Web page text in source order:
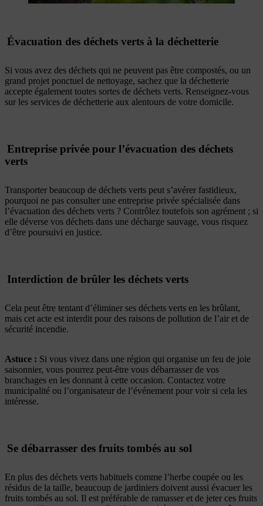
Évacuation des déchets verts à la déchetterie
Si vous avez des déchets qui ne peuvent pas être compostés, ou un
grand projet ponctuel de nettoyage, sachez que la déchetterie
accepte également toutes sortes de déchets verts. Renseignez-vous
sur les services de déchetterie aux alentours de votre domicile.
Entreprise privée pour l’évacuation des déchets
verts
Transporter beaucoup de déchets verts peut s’avérer fastidieux,
pourquoi ne pas consulter une entreprise privée spécialisée dans
l’évacuation des déchets verts ? Contrôlez toutefois son agrément ; si
elle déverse vos déchets dans une décharge sauvage, vous risquez
d’être poursuivi en justice.
Interdiction de brûler les déchets verts
Cela peut être tentant d’éliminer ses déchets verts en les brûlant,
mais cet acte est interdit pour des raisons de pollution de l’air et de
sécurité incendie.
Astuce : Si vous vivez dans une région qui organise un feu de joie
saisonnier, vous pourrez peut-être vous débarrasser de vos
branchages en les donnant à cette occasion. Contactez votre
municipalité ou l’organisateur de l’événement pour voir si cela les
intéresse.
Se débarrasser des fruits tombés au sol
En plus des déchets verts habituels comme l’herbe coupée ou les
résidus de la taille, beaucoup de jardiniers doivent aussi évacuer les
fruits tombés au sol. Il est préférable de ramasser et de jeter ces fruits